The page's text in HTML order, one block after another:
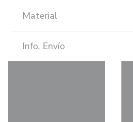
Material
Info. Envío